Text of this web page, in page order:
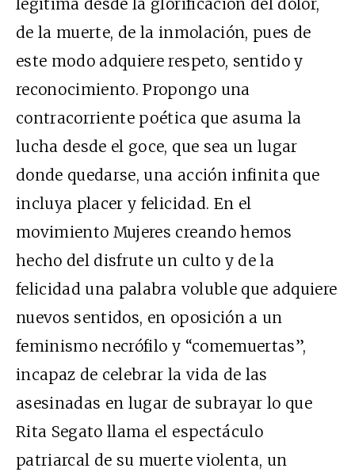
legitima desde la glorificación del dolor,
de la muerte, de la inmolación, pues de
este modo adquiere respeto, sentido y
reconocimiento. Propongo una
contracorriente poética que asuma la
lucha desde el goce, que sea un lugar
donde quedarse, una acción infinita que
incluya placer y felicidad. En el
movimiento Mujeres creando hemos
hecho del disfrute un culto y de la
felicidad una palabra voluble que adquiere
nuevos sentidos, en oposición a un
feminismo necrófilo y “comemuertas”,
incapaz de celebrar la vida de las
asesinadas en lugar de subrayar lo que
Rita Segato llama el espectáculo
patriarcal de su muerte violenta, un